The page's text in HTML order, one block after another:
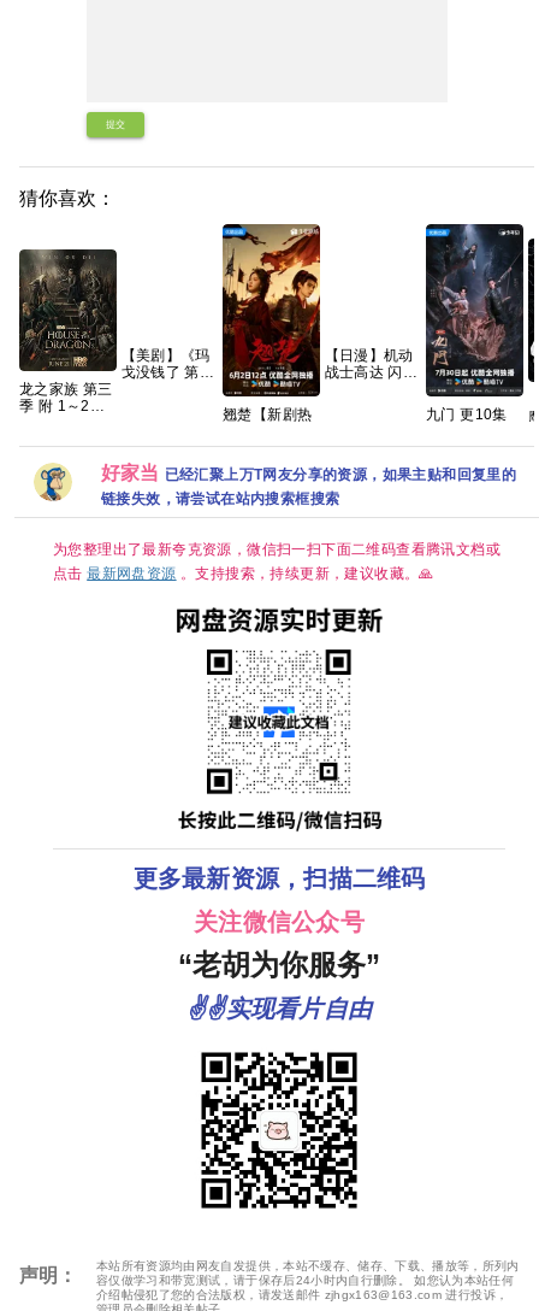
提交
猜你喜欢：
龙之家族 第三
季 附 1～2季
幕 【单集7GB
左右】
【美剧】《玛
戈没钱了 第一
翘楚【新剧热
【共24集/4K
超清60帧+高
码臻彩HDR】
【陈都灵、周
翊然｜古装/权
【日漫】机动
战士高达 闪光
【内嵌中字】
【豆瓣：8.1】
夸克
九门 更10集
高码【夸克百
度网盘+】
好家当 已经汇聚上万T网友分享的资源，如果主贴和回复里的
链接失效，请尝试在站内搜索框搜索
为您整理出了最新夸克资源，微信扫一扫下面二维码查看腾讯文档或
点击最新网盘资源 。支持搜索，持续更新，建议收藏。🙏
更多最新资源，扫描二维码
关注微信公众号
“老胡为你服务”
✌✌实现看片自由
声明：
本站所有资源均由网友自发提供，本站不缓存、储存、下载、播放等，所列内
容仅做学习和带宽测试，请于保存后24小时内自行删除。 如您认为本站任何
介绍帖侵犯了您的合法版权，请发送邮件 zjhgx163@163.com 进行投诉，